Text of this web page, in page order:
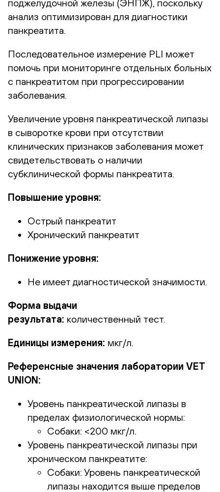
поджелудочной железы (ЭНПЖ), поскольку
анализ оптимизирован для диагностики
панкреатита.
Последовательное измерение PLI может
помочь при мониторинге отдельных больных
с панкреатитом при прогрессировании
заболевания.
Увеличение уровня панкреатической липазы
в сыворотке крови при отсутствии
клинических признаков заболевания может
свидетельствовать о наличии
субклинической формы панкреатита.
Повышение уровня:
Острый панкреатит
Хронический панкреатит
Понижение уровня:
Не имеет диагностической значимости.
Форма выдачи
результата: количественный тест.
Единицы измерения: мкг/л.
Референсные значения лаборатории VET
UNION:
Уровень панкреатической липазы в
пределах физиологической нормы:
Собаки: <200 мкг/л.
Уровень панкреатической липазы при
хроническом панкреатите:
Собаки: Уровень панкреатической
липазы находится выше пределов